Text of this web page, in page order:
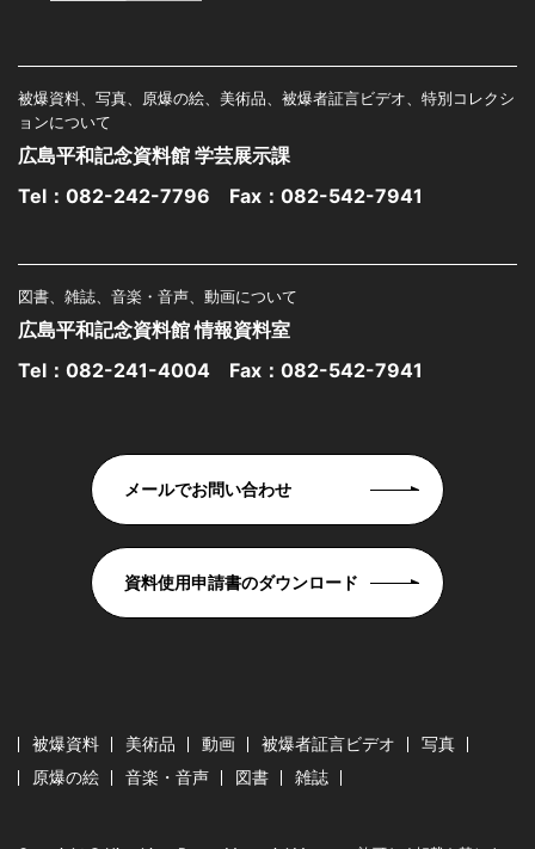
被爆資料、写真、原爆の絵、美術品、被爆者証言ビデオ、特別コレクシ
ョンについて
広島平和記念資料館 学芸展示課
Tel： 082-242-7796 Fax：082-542-7941
図書、雑誌、音楽・音声、動画について
広島平和記念資料館 情報資料室
Tel： 082-241-4004 Fax：082-542-7941
メールでお問い合わせ
資料使用申請書のダウンロード
被爆資料 美術品 動画 被爆者証言ビデオ
写真
原爆の絵
音楽・音声 図書 雑誌